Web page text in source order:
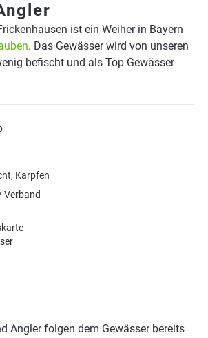
ist ein Weiher in Bayern
. Das Gewässer wird von unseren
befischt und als Top Gewässer
Karpfen
Verband
Angler folgen dem Gewässer bereits